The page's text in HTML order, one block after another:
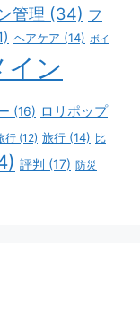
管理 (34) フ
ヘアケア (14) ボイ
イン
(16) ロリポップ
行 (12) 旅行 (14) 比
評判 (17) 防災